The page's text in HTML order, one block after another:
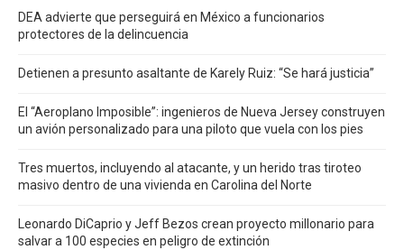
DEA advierte que perseguirá en México a funcionarios
protectores de la delincuencia
Detienen a presunto asaltante de Karely Ruiz: “Se hará justicia”
El “Aeroplano Imposible”: ingenieros de Nueva Jersey construyen
un avión personalizado para una piloto que vuela con los pies
Tres muertos, incluyendo al atacante, y un herido tras tiroteo
masivo dentro de una vivienda en Carolina del Norte
Leonardo DiCaprio y Jeff Bezos crean proyecto millonario para
salvar a 100 especies en peligro de extinción